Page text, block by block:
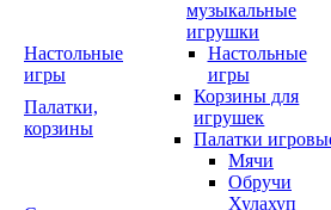
музыкальные
игрушки
Настольные
игры
Настольные
игры
Палатки,
корзины
Корзины для
игрушек
Палатки
Мячи
Обручи
Хулахуп